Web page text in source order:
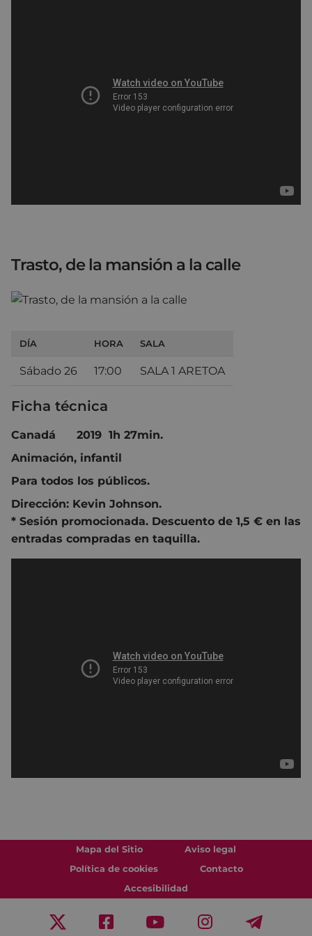
Trasto, de la mansión a la calle
DÍA HORA SALA
Sábado 26 17:00 SALA 1 ARETOA
Ficha técnica
Canadá 2019 1h 27min.
Animación, infantil
Para todos los públicos.
Dirección: Kevin Johnson.
* Sesión promocionada. Descuento de 1,5 € en las
entradas compradas en taquilla.
Mapa del Sitio
Aviso legal
Política de cookies
Contacto
Accesibilidad